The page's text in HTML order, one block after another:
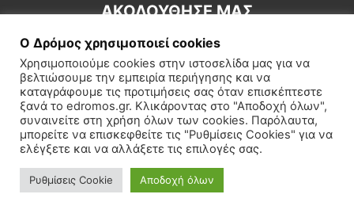
ΑΚΟΛΟΥΘΗΣΕ ΜΑΣ
Εγγραφή συνδρομητή Πολιτική Διεθνή Κοινωνία
Πολιτισμός Αφιερώματα
© Δρόμος της Αριστεράς
Ο Δρόμος χρησιμοποιεί cookies
Χρησιμοποιούμε cookies στην ιστοσελίδα μας για να
βελτιώσουμε την εμπειρία περιήγησης και να
καταγράφουμε τις προτιμήσεις σας όταν επισκέπτεστε
ξανά το edromos.gr. Κλικάροντας στο "Αποδοχή όλων",
συναινείτε στη χρήση όλων των cookies. Παρόλαυτα,
μπορείτε να επισκεφθείτε τις "Ρυθμίσεις Cookies" για να
ελέγξετε και να αλλάξετε τις επιλογές σας.
Ρυθμίσεις Cookie Αποδοχή όλων